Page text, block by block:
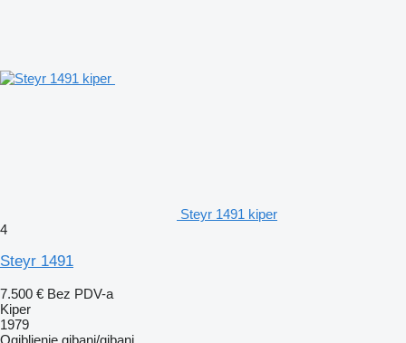
Steyr 1491 kiper
4
Steyr 1491
7.500 € Bez PDV-a
Kiper
1979
Ogibljenje gibanj/gibanj